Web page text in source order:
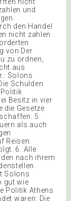
und
den Handel
nicht zahlen
von Der
zu ordnen,
aus
Solons
Schulden
Besitz in vier
die Gesetze
5.
als auch
Reisen.
6. Alle
nach ihrem
Solons
gut wie
Politik Athens
waren: Die